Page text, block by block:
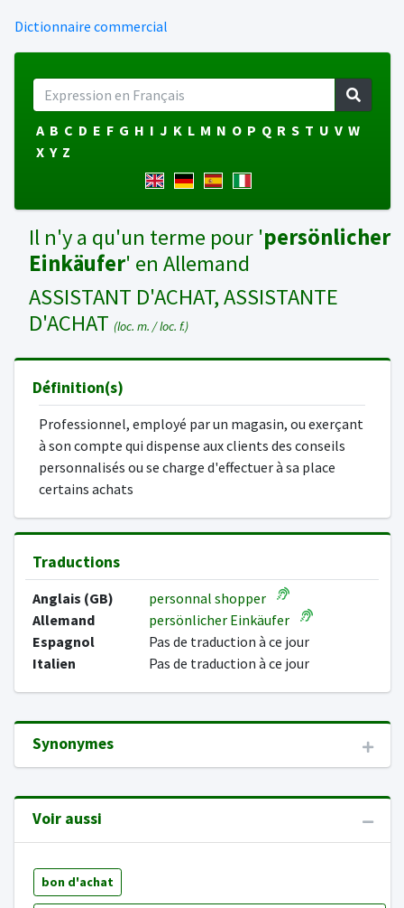
Dictionnaire commercial
A B C D E F G H I J K L M N O P Q R S T U V W
X Y Z
Il n'y a qu'un terme pour 'persönlicher
Einkäufer' en Allemand
ASSISTANT D'ACHAT, ASSISTANTE
D'ACHAT (loc. m. / loc. f.)
Définition(s)
Professionnel, employé par un magasin, ou exerçant
à son compte qui dispense aux clients des conseils
personnalisés ou se charge d'effectuer à sa place
certains achats
Traductions
Anglais (GB)
personnal shopper
Allemand
persönlicher Einkäufer
Espagnol
Pas de traduction à ce jour
Italien
Pas de traduction à ce jour
Synonymes
Voir aussi
bon d'achat